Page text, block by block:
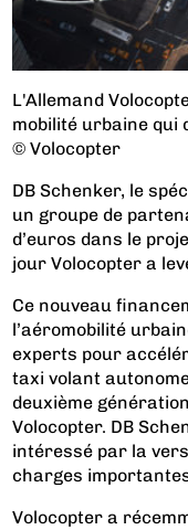
L'Allemand
mobilité urbaine qui
© Volocopter
DB Schenker, le
un groupe de
d’euros dans le
jour Volocopter a
Ce nouveau
l’aéromobilité
experts pour
taxi volant
deuxième
Volocopter. DB
intéressé par la
charges
Volocopter a